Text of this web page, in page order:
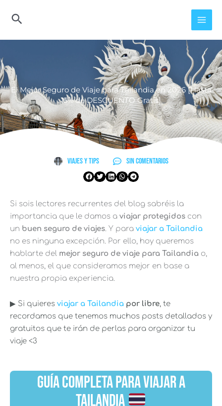
El Mejor Seguro de Viaje para Tailandia en 2026 [Hasta
15% de DESCUENTO Gratis]
Viajes y Tips Sin comentarios
Si sois lectores recurrentes del blog sabréis la
importancia que le damos a viajar protegidos con
un buen seguro de viajes. Y para viajar a Tailandia
no es ninguna excepción. Por ello, hoy queremos
hablarte del mejor seguro de viaje para Tailandia o,
al menos, el que consideramos mejor en base a
nuestra propia experiencia.
▶︎ Si quieres viajar a Tailandia por libre, te
recordamos que tenemos muchos posts detallados y
gratuitos que te irán de perlas para organizar tu
viaje <3
GUÍA COMPLETA PARA VIAJAR A
TAILANDIA